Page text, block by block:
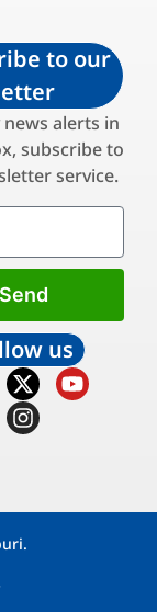
to our
news alerts in
subscribe to
service.
Send
us